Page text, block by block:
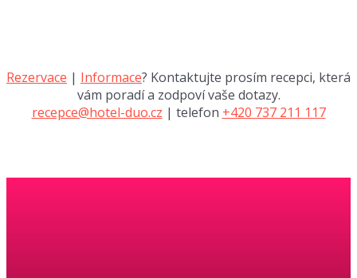
Rezervace | Informace? Kontaktujte prosím recepci, která
vám poradí a zodpoví vaše dotazy.
recepce@hotel-duo.cz | telefon +420 737 211 117